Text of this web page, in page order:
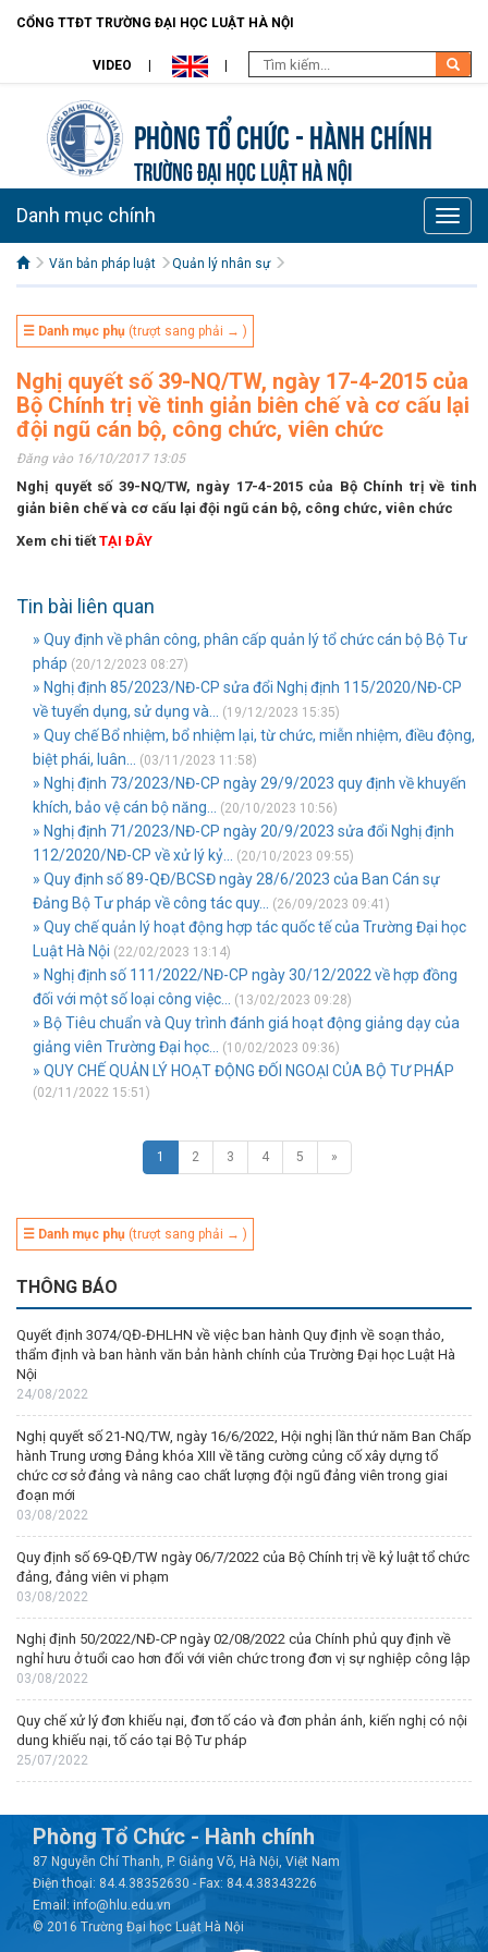
CỔNG TTĐT TRƯỜNG ĐẠI HỌC LUẬT HÀ NỘI
VIDEO
Phòng Tổ chức - Hành chính
TRƯỜNG ĐẠI HỌC LUẬT HÀ NỘI
Toggle
Danh mục chính
Văn bản pháp luật Quản lý nhân sự
☰ Danh mục phụ (trượt sang phải → )
Nghị quyết số 39-NQ/TW, ngày 17-4-2015 của
Bộ Chính trị về tinh giản biên chế và cơ cấu lại
đội ngũ cán bộ, công chức, viên chức
Đăng vào 16/10/2017 13:05
Nghị quyết số 39-NQ/TW, ngày 17-4-2015 của Bộ Chính trị về tinh
giản biên chế và cơ cấu lại đội ngũ cán bộ, công chức, viên chức
Xem chi tiết TẠI ĐÂY
Tin bài liên quan
» Quy định về phân công, phân cấp quản lý tổ chức cán bộ Bộ Tư
pháp (20/12/2023 08:27)
» Nghị định 85/2023/NĐ-CP sửa đổi Nghị định 115/2020/NĐ-CP
về tuyển dụng, sử dụng và...
(19/12/2023 15:35)
» Quy chế Bổ nhiệm, bổ nhiệm lại, từ chức, miễn nhiệm, điều động,
biệt phái, luân...
(03/11/2023 11:58)
» Nghị định 73/2023/NĐ-CP ngày 29/9/2023 quy định về khuyến
khích, bảo vệ cán bộ năng...
(20/10/2023 10:56)
» Nghị định 71/2023/NĐ-CP ngày 20/9/2023 sửa đổi Nghị định
112/2020/NĐ-CP về xử lý kỷ...
(20/10/2023 09:55)
» Quy định số 89-QĐ/BCSĐ ngày 28/6/2023 của Ban Cán sự
Đảng Bộ Tư pháp về công tác quy...
(26/09/2023 09:41)
» Quy chế quản lý hoạt động hợp tác quốc tế của Trường Đại học
Luật Hà Nội (22/02/2023 13:14)
» Nghị định số 111/2022/NĐ-CP ngày 30/12/2022 về hợp đồng
đối với một số loại công việc...
(13/02/2023 09:28)
» Bộ Tiêu chuẩn và Quy trình đánh giá hoạt động giảng dạy của
giảng viên Trường Đại học...
(10/02/2023 09:36)
» QUY CHẾ QUẢN LÝ HOẠT ĐỘNG ĐỐI NGOẠI CỦA BỘ TƯ PHÁP
(02/11/2022 15:51)
1 2 3 4 5 »
☰ Danh mục phụ (trượt sang phải → )
THÔNG BÁO
Quyết định 3074/QĐ-ĐHLHN về việc ban hành Quy định về soạn thảo,
thẩm định và ban hành văn bản hành chính của Trường Đại học Luật Hà
Nội
24/08/2022
Nghị quyết số 21-NQ/TW, ngày 16/6/2022, Hội nghị lần thứ năm Ban Chấp
hành Trung ương Đảng khóa XIII về tăng cường củng cố xây dựng tổ
chức cơ sở đảng và nâng cao chất lượng đội ngũ đảng viên trong giai
đoạn mới
03/08/2022
Quy định số 69-QĐ/TW ngày 06/7/2022 của Bộ Chính trị về kỷ luật tổ chức
đảng, đảng viên vi phạm
03/08/2022
Nghị định 50/2022/NĐ-CP ngày 02/08/2022 của Chính phủ quy định về
nghỉ hưu ở tuổi cao hơn đối với viên chức trong đơn vị sự nghiệp công lập
03/08/2022
Quy chế xử lý đơn khiếu nại, đơn tố cáo và đơn phản ánh, kiến nghị có nội
dung khiếu nại, tố cáo tại Bộ Tư pháp
25/07/2022
Phòng Tổ Chức - Hành chính
87 Nguyễn Chí Thanh, P. Giảng Võ, Hà Nội, Việt Nam
Điện thoại: 84.4.38352630 - Fax: 84.4.38343226
Email: info@hlu.edu.vn
© 2016 Trường Đại học Luật Hà Nội